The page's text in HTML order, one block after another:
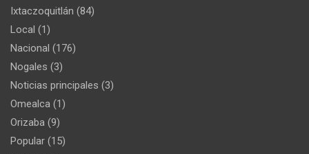
Ixtaczoquitlán (84)
Local (1)
Nacional (176)
Nogales (3)
Noticias principales (3)
Omealca (1)
Orizaba (9)
Popular (15)